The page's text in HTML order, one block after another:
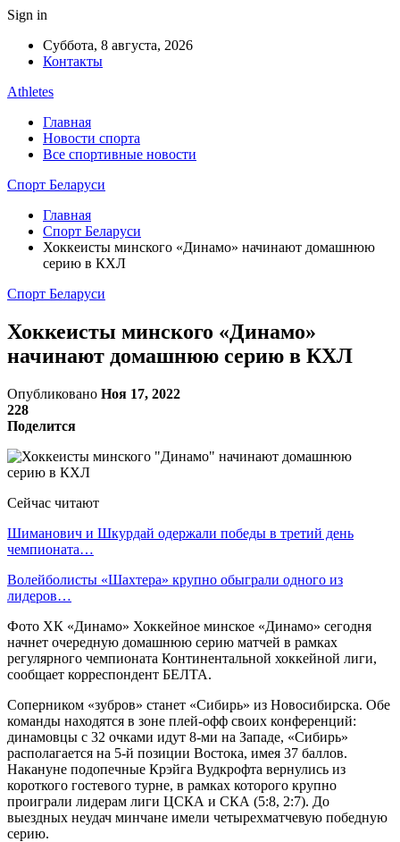
Sign in
Суббота, 8 августа, 2026
Контакты
Athletes
Главная
Новости спорта
Все спортивные новости
Спорт Беларуси
Главная
Спорт Беларуси
Хоккеисты минского «Динамо» начинают домашнюю
серию в КХЛ
Спорт Беларуси
Хоккеисты минского «Динамо»
начинают домашнюю серию в КХЛ
Опубликовано Ноя 17, 2022
228
Поделится
Сейчас читают
Шиманович и Шкурдай одержали победы в третий день
чемпионата…
Волейболисты «Шахтера» крупно обыграли одного из
лидеров…
Фото ХК «Динамо» Хоккейное минское «Динамо» сегодня
начнет очередную домашнюю серию матчей в рамках
регулярного чемпионата Континентальной хоккейной лиги,
сообщает корреспондент БЕЛТА.
Соперником «зубров» станет «Сибирь» из Новосибирска. Обе
команды находятся в зоне плей-офф своих конференций:
динамовцы с 32 очками идут 8-ми на Западе, «Сибирь»
располагается на 5-й позиции Востока, имея 37 баллов.
Накануне подопечные Крэйга Вудкрофта вернулись из
короткого гостевого турне, в рамках которого крупно
проиграли лидерам лиги ЦСКА и СКА (5:8, 2:7). До
выездных неудач минчане имели четырехматчевую победную
серию.